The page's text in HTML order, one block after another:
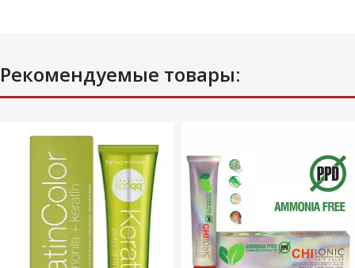
Рекомендуемые товары: